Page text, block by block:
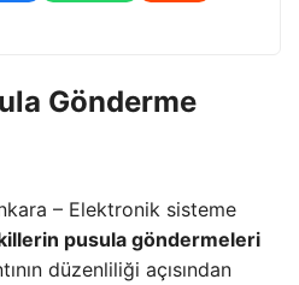
Gönderme
– Elektronik sisteme
pusula göndermeleri
düzenliliği açısından